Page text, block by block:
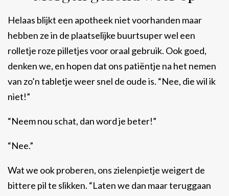
Helaas blijkt een apotheek niet voorhanden maar
hebben ze in de plaatselijke buurtsuper wel een
rolletje roze pilletjes voor oraal gebruik. Ook goed,
denken we, en hopen dat ons patiëntje na het nemen
van zo’n tabletje weer snel de oude is. “Nee, die wil ik
niet!”
“Neem nou schat, dan word je beter!”
“Nee.”
Wat we ook proberen, ons zielenpietje weigert de
bittere pil te slikken. “Laten we dan maar teruggaan